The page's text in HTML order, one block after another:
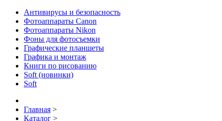
Антивирусы и безопасность
Фотоаппараты Canon
Фотоаппараты Nikon
Фоны для фотосъемки
Графические планшеты
Графика и монтаж
Книги по рисованию
Soft (новинки)
Soft
Главная >
Каталог >